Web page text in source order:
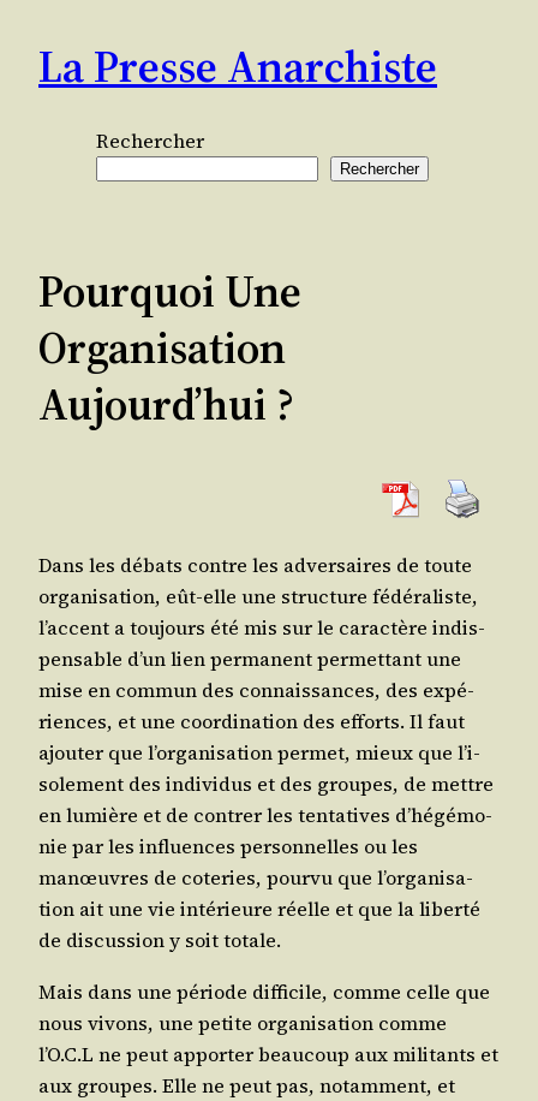
contenu
La Presse Anarchiste
Rechercher
Rechercher
Pourquoi Une
Organisation
Aujourd’hui ?
Dans les débats contre les adver­saires de toute
orga­ni­sa­tion, eût-elle une struc­ture fédé­ra­liste,
l’ac­cent a tou­jours été mis sur le carac­tère indis­
pen­sable d’un lien per­ma­nent per­met­tant une
mise en com­mun des connais­sances, des expé­
riences, et une coor­di­na­tion des efforts. Il faut
ajou­ter que l’or­ga­ni­sa­tion per­met, mieux que l’i­
so­le­ment des indi­vi­dus et des groupes, de mettre
en lumière et de contrer les ten­ta­tives d’hé­gé­mo­
nie par les influences per­son­nelles ou les
manœuvres de cote­ries, pour­vu que l’or­ga­ni­sa­
tion ait une vie inté­rieure réelle et que la liber­té
de dis­cus­sion y soit totale.
Mais dans une période dif­fi­cile, comme celle que
nous vivons, une petite orga­ni­sa­tion comme
l’O.C.L ne peut appor­ter beau­coup aux mili­tants et
aux groupes. Elle ne peut pas, notam­ment, et